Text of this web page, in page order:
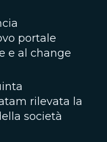
portale
e al change
rilevata la
società